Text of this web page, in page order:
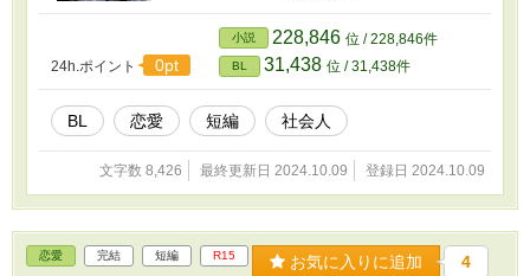
両方が物語の中心となって展開される。尚樹
は、自分の変化を受け入れることで、刑事とし
ても、人間としてもどのように成長していくの
か。その決断が彼の未来と、そして関わる人々
次第に慣れようとするが、心の中ではまだ受け
入れがたい現実が渦巻いていた。 そんな中、彼
のもとに一通の手紙が届く。それは、王国の王
子レオンからのものだった。レオンは、王位継
承の条件として結婚を強いられていたが、愛に
対して懐疑的で、誰かと真剣に恋愛することを
望んでいなかった。彼は結婚を形式だけのもの
にし、政治的な義務を果たすための契約結婚を
提案する。しかし、その結婚相手として選ばれ
も、この結婚提案を受け入れ、王宮に移り住む
ことになる。彼女は契約上の「妻」としての役
24h.ポイント 0pt
小説 228,846 位 / 228,846件
BL 31,438 位 / 31,438件
BL 恋愛 短編 社会人
文字数 8,426 最終更新日 2024.10.09 登録日 2024.10.09
恋愛 完結 短編 R15 お気に入りに追加 4